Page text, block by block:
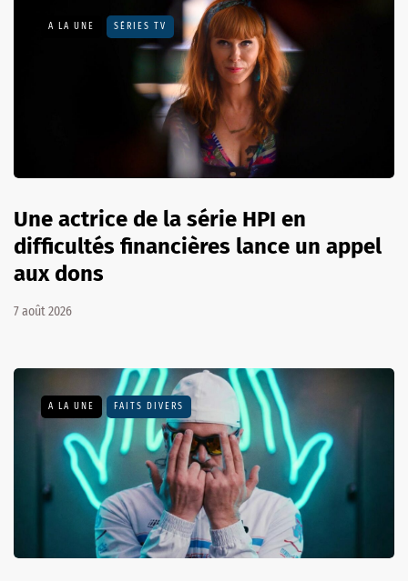
A LA UNE SÉRIES TV
Une actrice de la série HPI en
difficultés financières lance un appel
aux dons
7 août 2026
A LA UNE FAITS DIVERS